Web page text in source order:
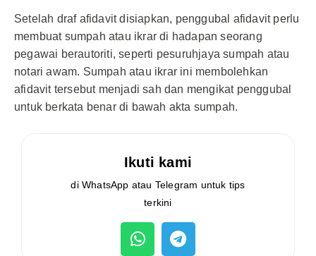
Setelah draf afidavit disiapkan, penggubal afidavit perlu
membuat sumpah atau ikrar di hadapan seorang
pegawai berautoriti, seperti pesuruhjaya sumpah atau
notari awam. Sumpah atau ikrar ini membolehkan
afidavit tersebut menjadi sah dan mengikat penggubal
untuk berkata benar di bawah akta sumpah.
Ikuti kami
di WhatsApp atau Telegram untuk tips
terkini